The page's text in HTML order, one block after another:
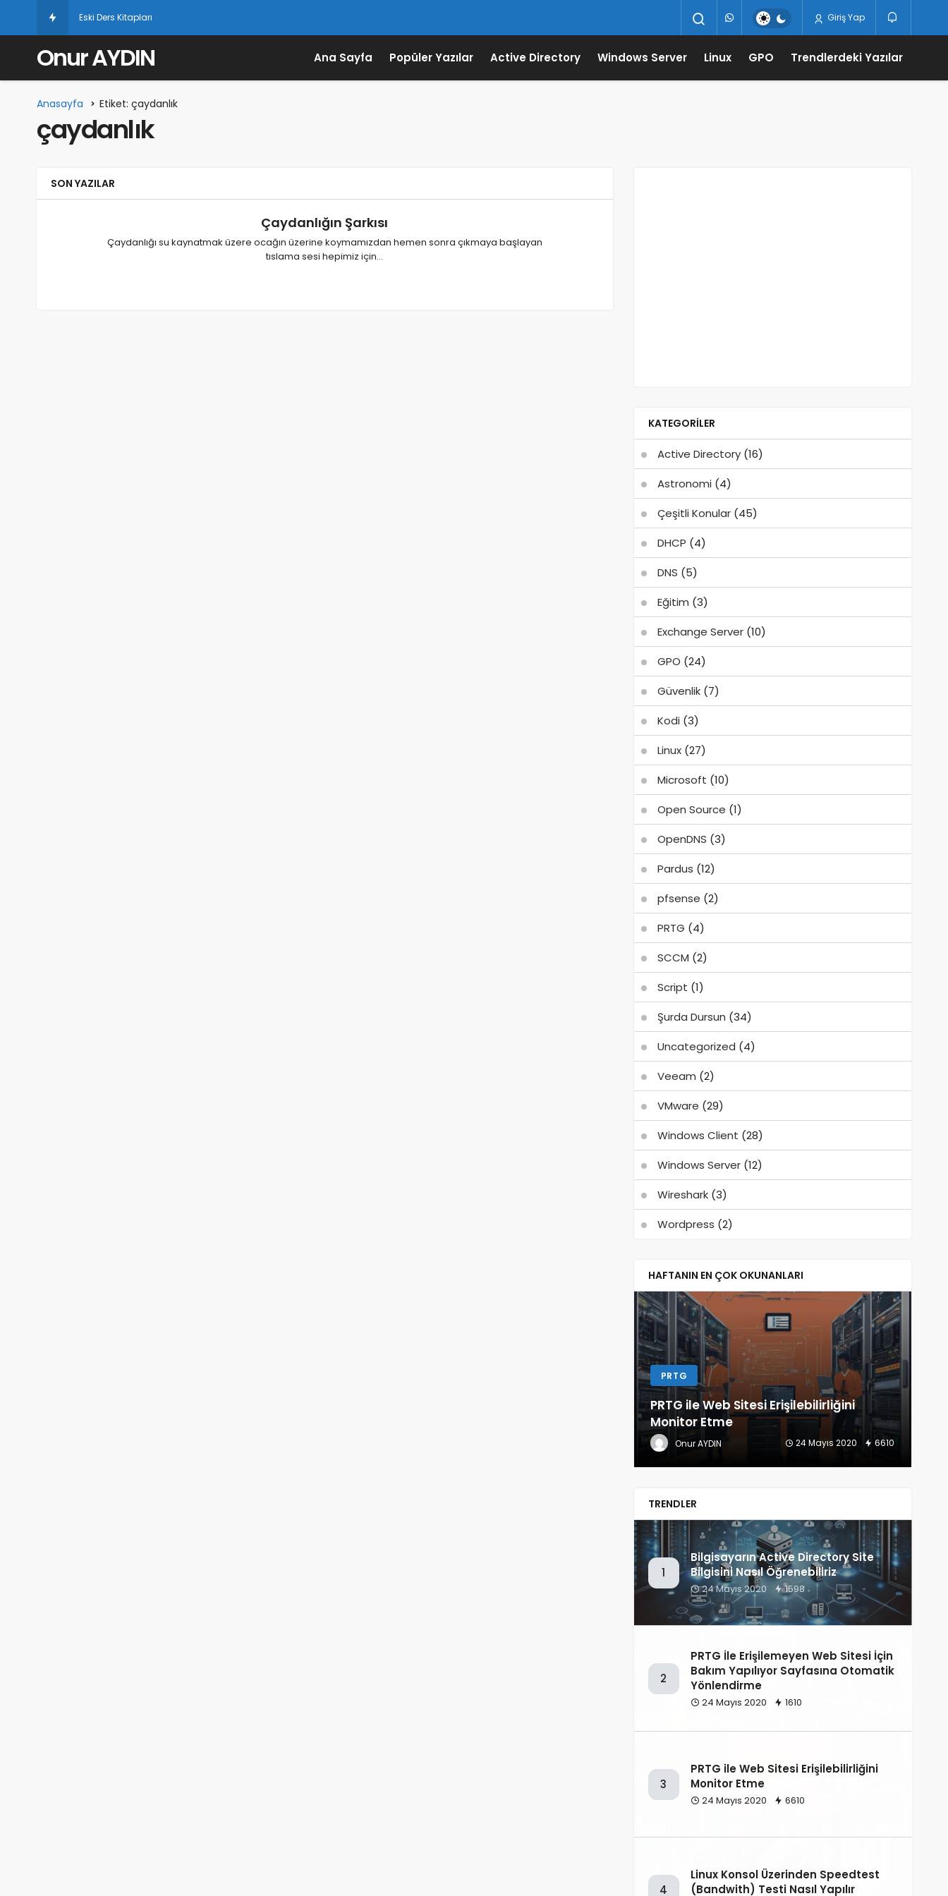
Eski Ders Kitapları Giriş Yap
Onur AYDIN Ana Sayfa Popüler Yazılar Active Directory Windows Server Linux GPO Trendlerdeki Yazılar
Anasayfa Etiket: çaydanlık
çaydanlık
SON YAZILAR
Çaydanlığın Şarkısı
Çaydanlığı su kaynatmak üzere ocağın üzerine koymamızdan hemen sonra çıkmaya başlayan
tıslama sesi hepimiz için…
KATEGORILER
Active Directory(16)
Astronomi (4)
Çeşitli Konular(45)
DHCP (4)
DNS (5)
Eğitim (3)
Exchange Server(10)
GPO (24)
Güvenlik(7)
Kodi (3)
Linux(27)
Microsoft (10)
Open Source (1)
OpenDNS (3)
Pardus (12)
pfsense (2)
PRTG (4)
SCCM (2)
Script (1)
Şurda Dursun (34)
Uncategorized (4)
Veeam (2)
VMware (29)
Windows Client (28)
Windows Server(12)
Wireshark(3)
Wordpress (2)
HAFTANIN EN ÇOK OKUNANLARI
PRTG
PRTG ile Web Sitesi Erişilebilirliğini
Monitor Etme
Onur AYDIN 24 Mayıs 2020 6610
TRENDLER
1
Bilgisayarın Active Directory Site
Bilgisini Nasıl Öğrenebiliriz
24 Mayıs 2020 1598
2
PRTG İle Erişilemeyen Web Sitesi İçin
Bakım Yapılıyor Sayfasına Otomatik
Yönlendirme
24 Mayıs 2020 1610
3
PRTG ile Web Sitesi Erişilebilirliğini
Monitor Etme
24 Mayıs 2020 6610
4
Linux Konsol Üzerinden Speedtest
(Bandwith) Testi Nasıl Yapılır